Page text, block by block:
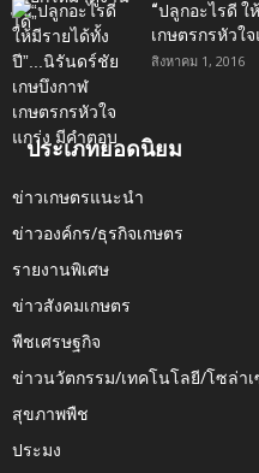
“ปลูกอะไรดี
เกษตรกรหัวใ
สิงหาคม 1, 2016
ประเภทยอดนิยม
ข่าวเกษตรแนะนำ
ข่าวองค์กร/ธุรกิจเกษตร
รายงานพิเศษ
ข่าวสังคมเกษตร
พืชเศรษฐกิจ
ข่าวนวัตกรรม/เทคโนโลยี/โซล่า
สุขภาพพืช
ประมง